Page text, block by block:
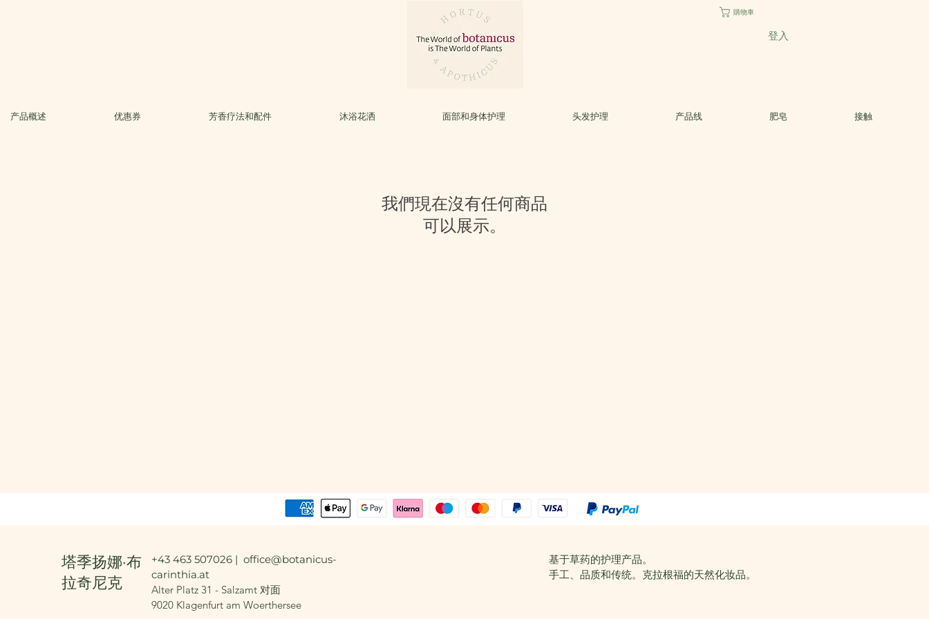
購物車
登入
产品概述 优惠券 芳香疗法和配件 沐浴花洒 面部和身体护理 头发护理 产品线 肥皂 接触
我們現在沒有任何商品
可以展示。
塔季扬娜·布
拉奇尼克
+43 463 507026 | office@botanicus-
carinthia.at
Alter Platz 31 - Salzamt 对面
9020 Klagenfurt am Woerthersee
基于草药的护理产品。
手工、品质和传统。克拉根福的天然化妆品。